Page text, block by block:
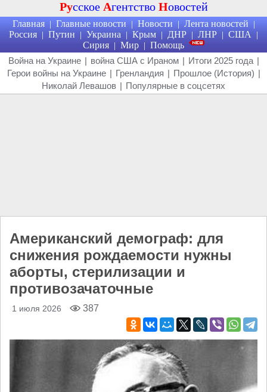
Русское Агентство Новостей
Главная | Главные новости | Новости | Лента новостей |
Россия | Путин | Украина | Крым | ДНР | ЛНР | США |
Сирия | Мир | Помощь
Война на Украине | война США с Ираном | Итоги 2025 года |
Герои войны на Украине | Гренландия | Прошлое (История) |
Николай Левашов | Популярные в соцсетях
Американский демограф: для
снижения рождаемости нужны
аборты, стерилизации и
противозачаточные
1 июля 2026 387